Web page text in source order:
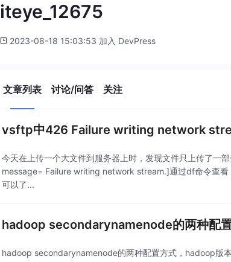
iteye_12675
2023-08-18 15:03:53 加入 DevPress
文章列表 讨论/问答 关注
vsftp中426 Failure writing network
今天在上传一个大文件到服务器上时，发现文件只上传了
message= Failure writing network stream.]通过df命令查看
可以了...
hadoop secondarynamenode的两种配
hadoop secondarynamenode的两种配置方式，hadoop版